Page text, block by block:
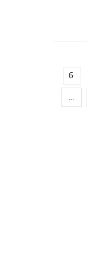
6
...